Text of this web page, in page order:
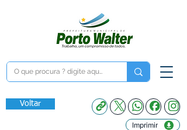
Voltar
Imprimir